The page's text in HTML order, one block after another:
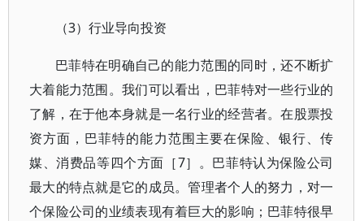
（3）行业导向投资
巴菲特在明确自己的能力范围的同时，还不断扩
大着能力范围。我们可以看出，巴菲特对一些行业的
了解，在于他本身就是一名行业的经营者。在股票投
资方面，巴菲特的能力范围主要在保险、银行、传
媒、消费品等四个方面［7］。巴菲特认为保险公司
最大的特点就是它的成员。管理者个人的努力，对一
个保险公司的业绩表现有着巨大的影响；巴菲特很早